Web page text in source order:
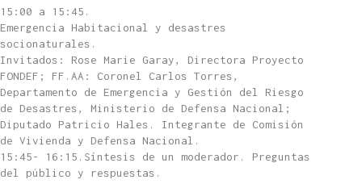
15:00 a 15:45.
Emergencia Habitacional y desastres
socionaturales.
Invitados: Rose Marie Garay, Directora Proyecto
FONDEF; FF.AA: Coronel Carlos Torres,
Departamento de Emergencia y Gestión del Riesgo
de Desastres, Ministerio de Defensa Nacional;
Diputado Patricio Hales. Integrante de Comisión
de Vivienda y Defensa Nacional.
15:45- 16:15.Síntesis de un moderador. Preguntas
del público y respuestas.